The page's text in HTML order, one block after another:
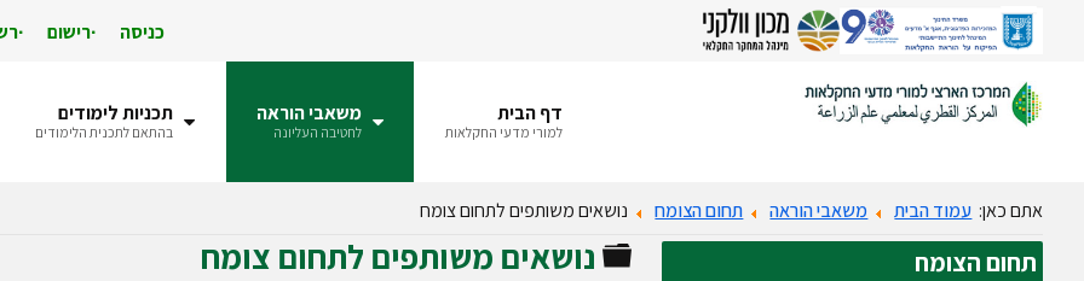
כניסה רישום
דף הבית
למורי מדעי החקלאות
משאבי הוראה
לחטיבה העליונה
תכניות לימודים
בהתאם לתכנית הלימודים
אתם כאן: עמוד הבית משאבי הוראה תחום הצומח נושאים משותפים לתחום צומח
תיקייה
נושאים משותפים לתחום צומח תחוםהצומח